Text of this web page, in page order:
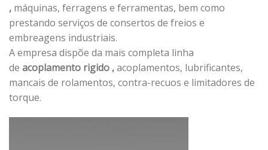
, máquinas, ferragens e ferramentas, bem como
prestando serviços de consertos de freios e
embreagens industriais.
A empresa dispõe da mais completa linha
de acoplamento rigido ,acoplamentos, lubrificantes,
mancais de rolamentos, contra-recuos e limitadores de
torque.